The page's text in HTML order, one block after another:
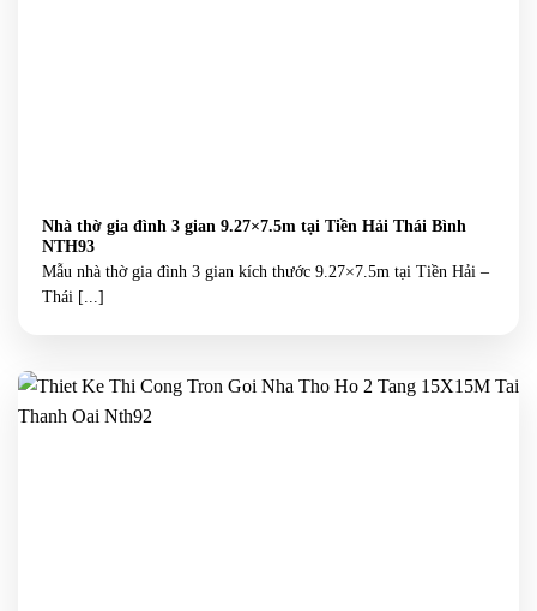
Nhà thờ gia đình 3 gian 9.27×7.5m tại Tiền Hải Thái Bình
NTH93
Mẫu nhà thờ gia đình 3 gian kích thước 9.27×7.5m tại Tiền Hải –
Thái [...]